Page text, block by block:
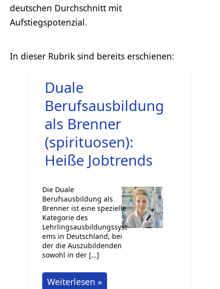
deutschen Durchschnitt mit
Aufstiegspotenzial.
Duale
Berufsausbildung
als Brenner
(spirituosen):
Heiße Jobtrends
Die Duale
Berufsausbildung als
Brenner ist eine spezielle
Kategorie des
Lehrlingsausbildungssyst
ems in Deutschland, bei
der die Auszubildenden
sowohl in der […]
Duale
Weiterlesen »